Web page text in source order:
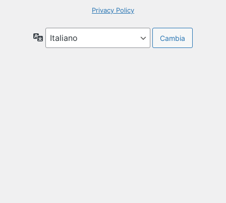
Privacy Policy
Lingua